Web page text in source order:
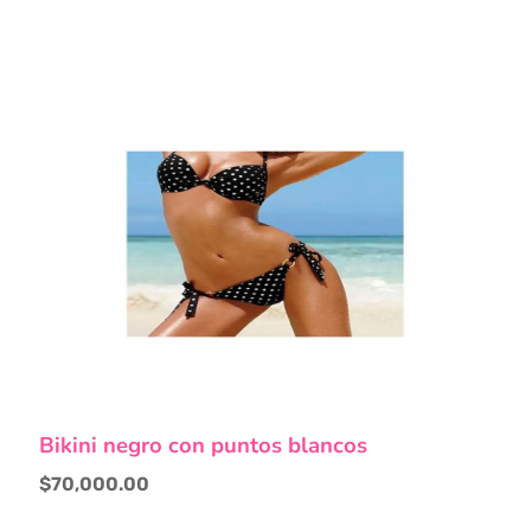
producto
tiene
múltiples
Bikini negro con puntos blancos
$70,000.00